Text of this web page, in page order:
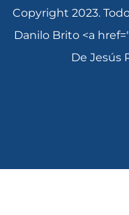
Copyright 2023.
Danilo Brito <a
De Jesús